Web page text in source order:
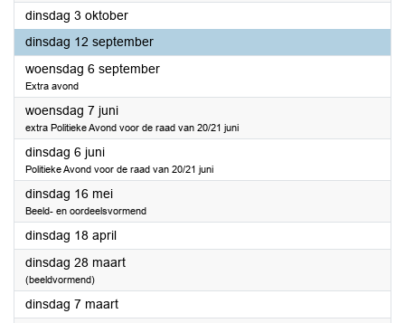
dinsdag 3 oktober2023
dinsdag 12 september2023
woensdag 6 september2023
Extra avond
woensdag 7 juni2023
extra Politieke Avond voor de raad van 20/21 juni
dinsdag 6 juni2023
Politieke Avond voor de raad van 20/21 juni
dinsdag 16 mei2023
Beeld- en oordeelsvormend
dinsdag 18 april2023
dinsdag 28 maart2023
(beeldvormend)
dinsdag 7 maart2023